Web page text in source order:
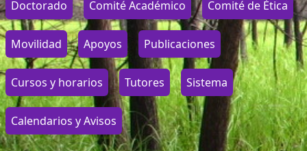
Doctorado Comité Académico Comité de Ética
Movilidad Apoyos Publicaciones
Cursos y horarios Tutores Sistema
Calendarios y Avisos